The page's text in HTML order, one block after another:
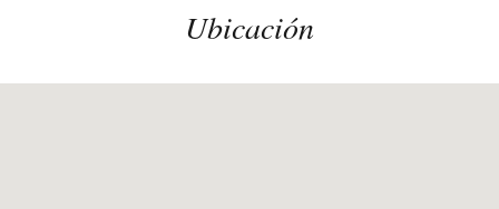
Ubicación